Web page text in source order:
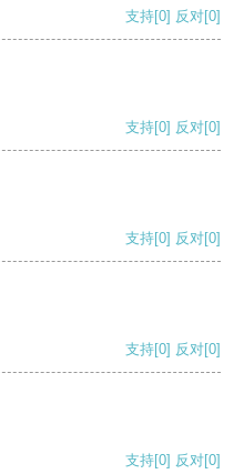
支持[0] 反对[0]
支持[0] 反对[0]
支持[0] 反对[0]
支持[0] 反对[0]
支持[0] 反对[0]